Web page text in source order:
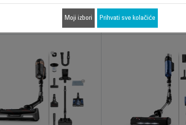
Moji izbori Prihvati sve kolačiće